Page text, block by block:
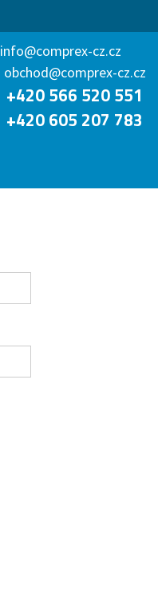
info@comprex-cz.cz
obchod@comprex-cz.cz
+420 566 520 551
+420 605 207 783